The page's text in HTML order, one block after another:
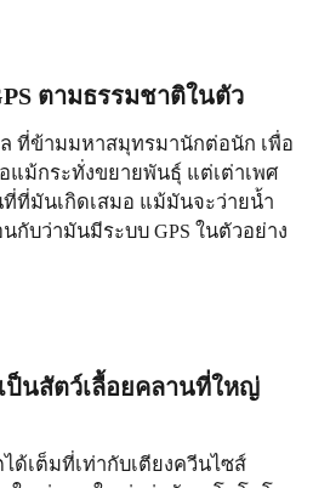
ตามธรรมชาติในตัว
ล ที่ข้ามมหาสมุทรมานักต่อนัก เพื่อ
แม้กระทั่งขยายพันธุ์ แต่เต่าเพศ
ที่มันเกิดเสมอ แม้มันจะว่ายน้ำ
กับว่ามันมีระบบ GPS ในตัวอย่าง
ป็นสัตว์เลื้อยคลานที่ใหญ่
ด้เต็มที่เท่ากับเตียงควีนไซส์